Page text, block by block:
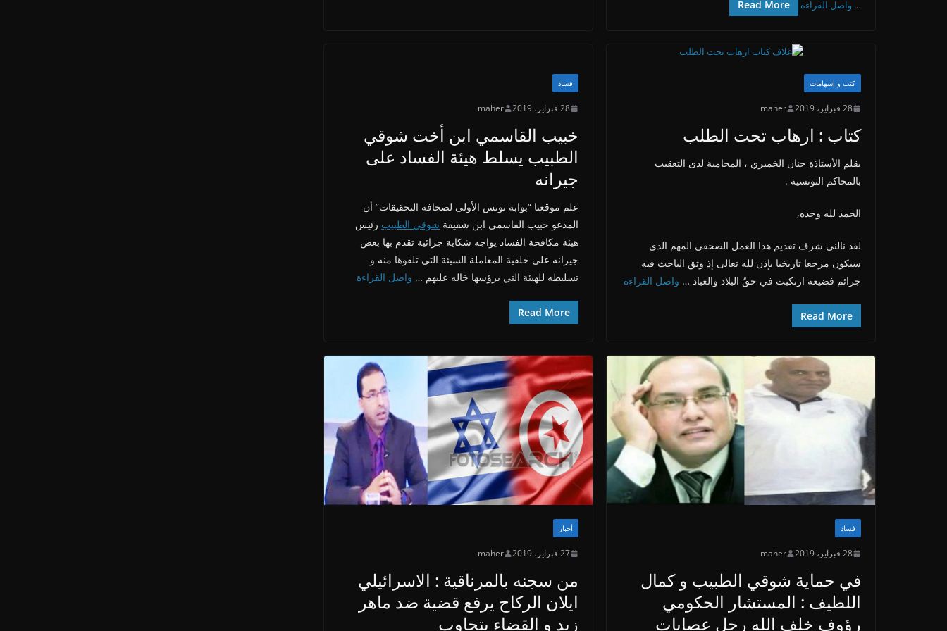
… واصل القراءة Read More
كتب و إسهامات
28 فبراير، 2019 maher
كتاب : ارهاب تحت الطلب
بقلم الأستاذة حنان الخميري ، المحامية لدى التعقيب
بالمحاكم التونسية .
الحمد لله وحده,
لقد نالني شرف تقديم هذا العمل الصحفي المهم الذي
سيكون مرجعا تاريخيا بإذن لله تعالى إذ وثق الباحث فيه
جرائم فضيعة ارتكبت في حقّ البلاد والعباد … واصل القراءة
Read More
فساد
28 فبراير، 2019 maher
خبيب القاسمي ابن أخت شوقي
الطبيب يسلط هيئة الفساد على
جيرانه
علم موقعنا “بوابة تونس الأولى لصحافة التحقيقات” أن
المدعو خبيب القاسمي ابن شقيقة شوقي الطبيب رئيس
هيئة مكافحة الفساد يواجه شكاية جزائية تقدم بها بعض
جيرانه على خلفية المعاملة السيئة التي تلقوها منه و
تسليطه للهيئة التي يرؤسها خاله عليهم … واصل القراءة
Read More
فساد
28 فبراير، 2019 maher
في حماية شوقي الطبيب و كمال
اللطيف : المستشار الحكومي
رؤوف خلف الله رجل عصابات
أخبار
27 فبراير، 2019 maher
من سجنه بالمرناقية : الاسرائيلي
ايلان الركاح يرفع قضية ضد ماهر
زيد و القضاء يتجاوب